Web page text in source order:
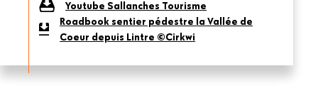
Youtube Sallanches Tourisme
Roadbook sentier pédestre la Vallée de
Coeur depuis Lintre ©Cirkwi